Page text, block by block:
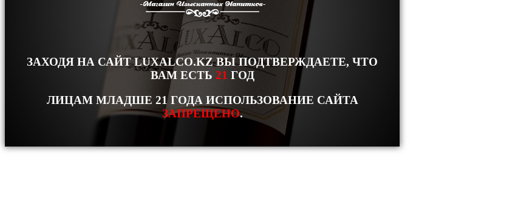
ЗАХОДЯ НА САЙТ LUXALCO.KZ ВЫ ПОДТВЕРЖДАЕТЕ, ЧТО
ВАМ ЕСТЬ 21 ГОД
ЛИЦАМ МЛАДШЕ 21 ГОДА ИСПОЛЬЗОВАНИЕ САЙТА
ЗАПРЕЩЕНО.